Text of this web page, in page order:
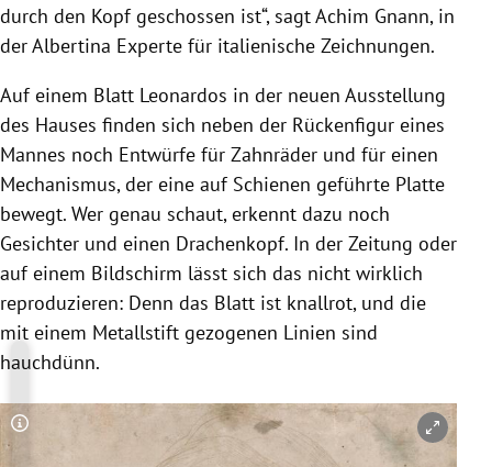
durch den Kopf geschossen ist“, sagt Achim Gnann, in
der Albertina Experte für italienische Zeichnungen.
Auf einem Blatt Leonardos in der neuen Ausstellung
des Hauses finden sich neben der Rückenfigur eines
Mannes noch Entwürfe für Zahnräder und für einen
Mechanismus, der eine auf Schienen geführte Platte
bewegt. Wer genau schaut, erkennt dazu noch
Gesichter und einen Drachenkopf. In der Zeitung oder
auf einem Bildschirm lässt sich das nicht wirklich
reproduzieren: Denn das Blatt ist knallrot, und die
mit einem Metallstift gezogenen Linien sind
hauchdünn.
Copyright-Hinweis öffnen/schließen